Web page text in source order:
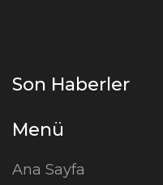
Menü
Ana Sayfa
Son Haberler